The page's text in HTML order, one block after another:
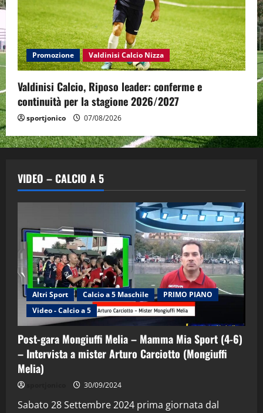
Promozione Valdinisi Calcio Nizza
Valdinisi Calcio, Riposo leader: conferme e
continuità per la stagione 2026/2027
sportjonico 07/08/2026
VIDEO – CALCIO A 5
Altri Sport Calcio a 5 Maschile
PRIMO PIANO
Video - Calcio a 5
Post-gara Mongiuffi Melia – Mamma Mia Sport (4-6)
– Intervista a mister Arturo Carciotto (Mongiuffi
Melia)
30/09/2024
Sabato 28 Settembre 2024 prima giornata dal
“SportEmpire” in Podcast: 29^ Puntata
(Martedi 28 Aprile 2026)